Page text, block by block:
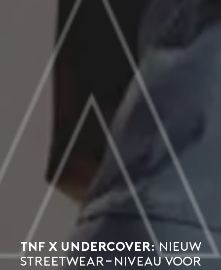
TNF x Undercover:nieuw
streetwear-niveau voor